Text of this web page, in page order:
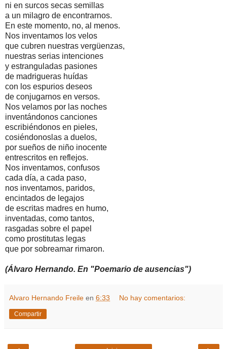
ni en surcos secas semillas
a un milagro de encontrarnos.
En este momento, no, al menos.
Nos inventamos los velos
que cubren nuestras vergüenzas,
nuestras serias intenciones
y estranguladas pasiones
de madrigueras huídas
con los espurios deseos
de conjugarnos en versos.
Nos velamos por las noches
inventándonos canciones
escribiéndonos en pieles,
cosiéndonoslas a duelos,
por sueños de niño inocente
entrescritos en reflejos.
Nos inventamos, confusos
cada día, a cada paso,
nos inventamos, paridos,
encintados de legajos
de escritas madres en humo,
inventadas, como tantos,
rasgadas sobre el papel
como prostitutas legas
que por sobreamar rimaron.
(Álvaro Hernando. En "Poemario de ausencias")
Alvaro Hernando Freile en 6:33 No hay comentarios:
Compartir